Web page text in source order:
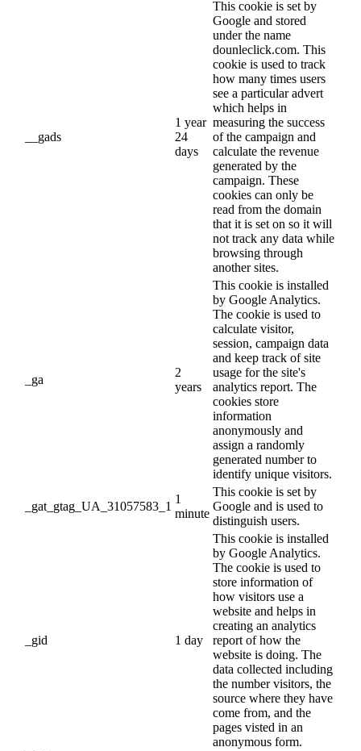
__gads
1 year
24
days
This cookie is set by
Google and stored
under the name
dounleclick.com. This
cookie is used to track
how many times users
see a particular advert
which helps in
measuring the success
of the campaign and
calculate the revenue
generated by the
campaign. These
cookies can only be
read from the domain
that it is set on so it will
not track any data while
browsing through
another sites.
_ga
2
years
This cookie is installed
by Google Analytics.
The cookie is used to
calculate visitor,
session, campaign data
and keep track of site
usage for the site's
analytics report. The
cookies store
information
anonymously and
assign a randomly
generated number to
identify unique visitors.
_gat_gtag_UA_31057583_1
1
minute
This cookie is set by
Google and is used to
distinguish users.
_gid 1 day
This cookie is installed
by Google Analytics.
The cookie is used to
store information of
how visitors use a
website and helps in
creating an analytics
report of how the
website is doing. The
data collected including
the number visitors, the
source where they have
come from, and the
pages visted in an
anonymous form.